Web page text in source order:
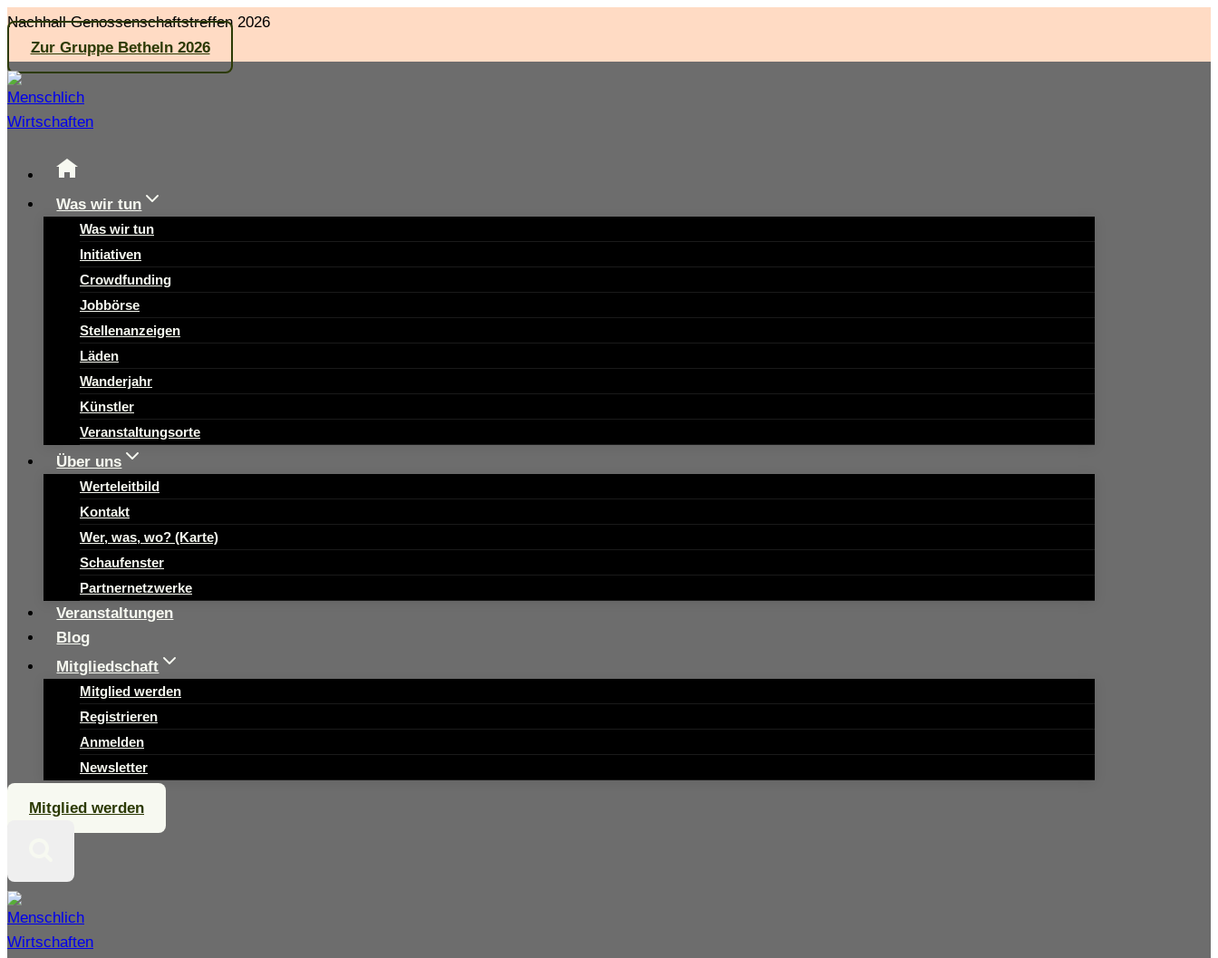
Zum
Inhalt
springen
Nachhall Genossenschaftstreffen 2026
Zur Gruppe Betheln 2026
Was wir tun
Was wir tun
Initiativen
Crowdfunding
Jobbörse
Stellenanzeigen
Läden
Wanderjahr
Künstler
Veranstaltungsorte
Über uns
Werteleitbild
Kontakt
Wer, was, wo? (Karte)
Schaufenster
Partnernetzwerke
Veranstaltungen
Blog
Mitgliedschaft
Mitglied werden
Registrieren
Anmelden
Newsletter
Mitglied werden